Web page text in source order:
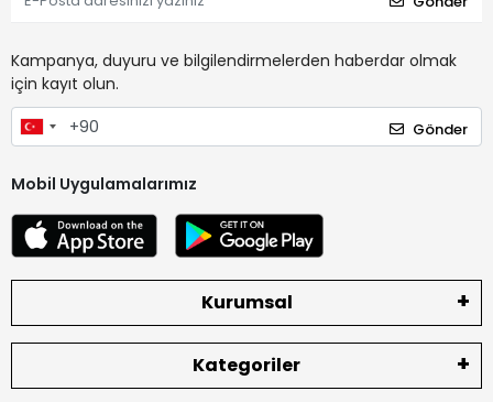
Kampanya, duyuru ve bilgilendirmelerden haberdar olmak
için kayıt olun.
Gönder
Mobil Uygulamalarımız
Kurumsal
Kategoriler